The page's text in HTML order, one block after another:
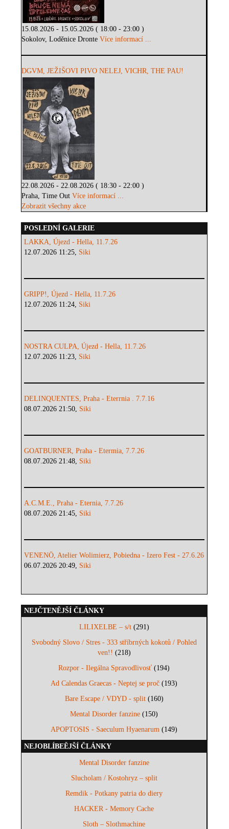
15.08.2026 - 15.05.2026 ( 18:00 - 23:00 )
Sokolov, Loděnice DronteVíce informací ...
DGVM, JEŽIŠOVI PIVO NELEJ, VICHR, THE PAU!
22.08.2026 - 22.08.2026 ( 18:30 - 22:00 )
Praha, Time OutVíce informací ...
Zobrazit všechny akce
POSLEDNÍ GALERIE
LAKKA, Újezd - Hella, 11.7.26
12.07.2026 11:25, Siki
GRIPP!, Újezd - Hella, 11.7.26
12.07.2026 11:24, Siki
NOSTRA CULPA, Újezd - Hella, 11.7.26
12.07.2026 11:23, Siki
DELINQUENTES, Praha - Eterrnia . 7.7.16
08.07.2026 21:50, Siki
GOATBURNER, Praha - Etermia, 7.7.26
08.07.2026 21:48, Siki
A.C.M.E., Praha - Eternia, 7.7.26
08.07.2026 21:45, Siki
VENENÖ, Atelier Wolimierz, Pobiedna - Izero Fest - 27.6.26
06.07.2026 20:49, Siki
NEJČTENĚJŠÍ ČLÁNKY
LILIXELBE – s/t(291)
Svobodný Slovo / Stres - 333 stříbrných kokotů / Pohled
ven!! (218)
Rozpor - Ilegálna Spravodlivosť (194)
Ad Calendas Graecas - Neptej se proč (193)
Bare Escape / VDYD - split(160)
Mental Disorder fanzine (150)
APOPTOSIS - Saeculum Hyaenarum (149)
NEJOBLÍBEĚJŠÍ ČLÁNKY
Mental Disorder fanzine
Slucholam / Kostohryz – split
Remdik - Potkany patria do diery
HACKER - Memory Cache
Sloth – Slothmachine